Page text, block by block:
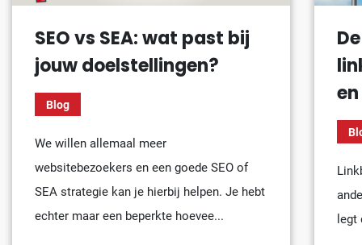
SEO vs SEA: wat past bij
jouw doelstellingen?
Blog
We willen allemaal meer
websitebezoekers en een goede SEO of
SEA strategie kan je hierbij helpen. Je hebt
echter maar een beperkte hoevee...